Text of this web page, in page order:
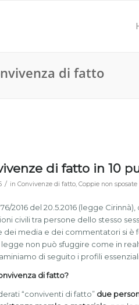
di fatto
di fatto in 10
/ in Convivenze di fatto, Coppie non sposate
2016 del 20.5.2016 (legge
civili tra persone dello stesso
dei media e dei commentatori si è
non può sfuggire come in
di seguito i profili
di fatto?
“conviventi di fatto” due